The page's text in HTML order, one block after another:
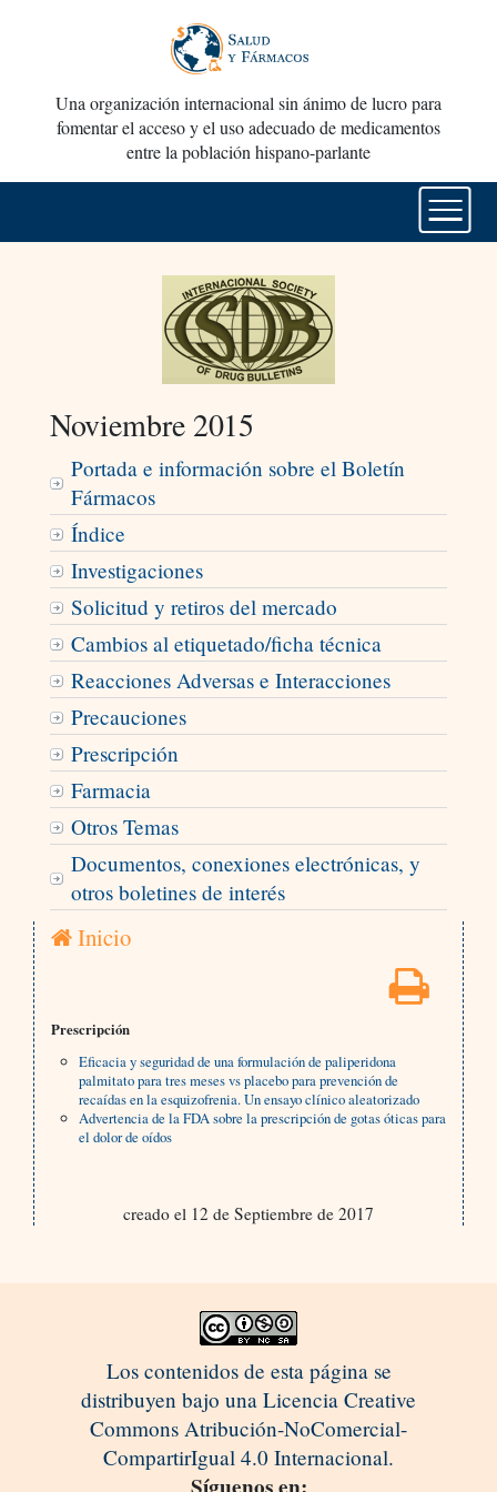
Una organización internacional sin ánimo de lucro para
fomentar el acceso y el uso adecuado de medicamentos
entre la población hispano-parlante
Noviembre 2015
Portada e información sobre el Boletín
Fármacos
Índice
Investigaciones
Solicitud y retiros del mercado
Cambios al etiquetado/ficha técnica
Reacciones Adversas e Interacciones
Precauciones
Prescripción
Farmacia
Otros Temas
Documentos, conexiones electrónicas, y
otros boletines de interés
Inicio
Prescripción
Eficacia y seguridad de una formulación de paliperidona
palmitato para tres meses vs placebo para prevención de
recaídas en la esquizofrenia. Un ensayo clínico aleatorizado
Advertencia de la FDA sobre la prescripción de gotas óticas para
el dolor de oídos
creado el 12 de Septiembre de 2017
Los contenidos de esta página se
distribuyen bajo una Licencia Creative
Commons Atribución-NoComercial-
CompartirIgual 4.0 Internacional.